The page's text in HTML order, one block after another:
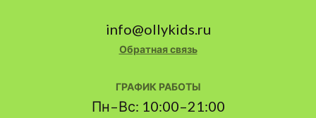
info@ollykids.ru
Обратная связь
ГРАФИК РАБОТЫ
Пн–Вс: 10:00–21:00